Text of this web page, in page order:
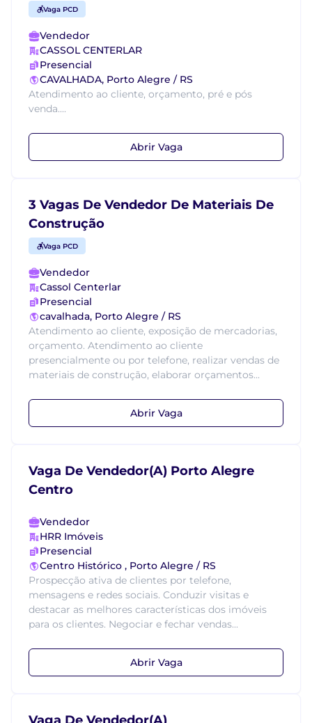
Vaga PCD
Vendedor
CASSOL CENTERLAR
Presencial
CAVALHADA, Porto Alegre / RS
Atendimento ao cliente, orçamento, pré e pós
venda....
Abrir Vaga
3 Vagas De Vendedor De Materiais De
Construção
Vaga PCD
Vendedor
Cassol Centerlar
Presencial
cavalhada, Porto Alegre / RS
Atendimento ao cliente, exposição de mercadorias,
orçamento. Atendimento ao cliente
presencialmente ou por telefone, realizar vendas de
materiais de construção, elaborar orçamentos...
Abrir Vaga
Vaga De Vendedor(A) Porto Alegre
Centro
Vendedor
HRR Imóveis
Presencial
Centro Histórico , Porto Alegre / RS
Prospecção ativa de clientes por telefone,
mensagens e redes sociais. Conduzir visitas e
destacar as melhores características dos imóveis
para os clientes. Negociar e fechar vendas...
Abrir Vaga